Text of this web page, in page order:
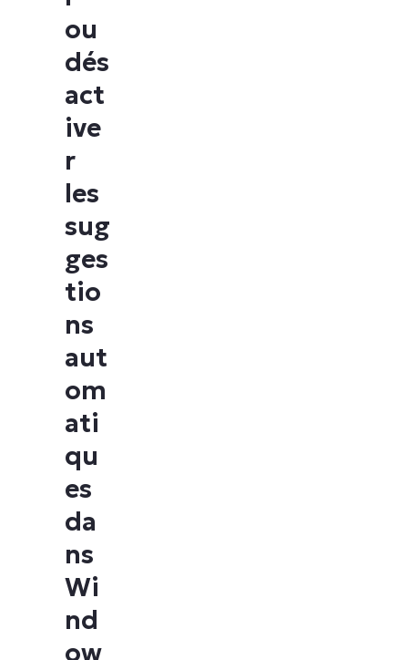
ou
dés
act
ive
r
les
sug
ges
tio
ns
aut
om
ati
qu
es
da
ns
Wi
nd
ow